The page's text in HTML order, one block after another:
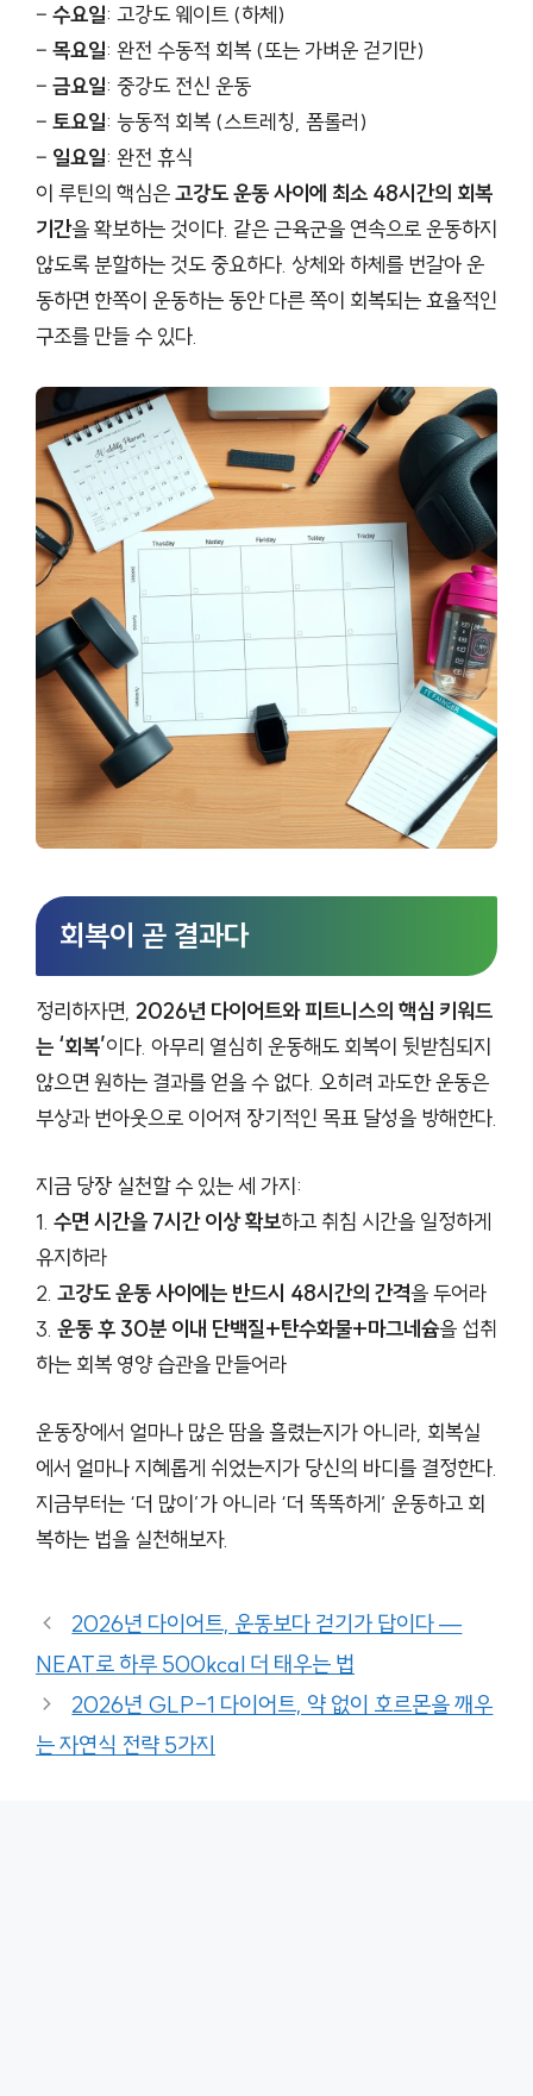
– 수요일: 고강도 웨이트 (하체)
– 목요일: 완전 수동적 회복 (또는 가벼운 걷기만)
– 금요일: 중강도 전신 운동
– 토요일: 능동적 회복 (스트레칭, 폼롤러)
– 일요일: 완전 휴식
이 루틴의 핵심은고강도 운동 사이에 최소 48시간의 회복
기간을 확보하는 것이다. 같은 근육군을 연속으로 운동하지
않도록 분할하는 것도 중요하다. 상체와 하체를 번갈아 운
동하면 한쪽이 운동하는 동안 다른 쪽이 회복되는 효율적인
구조를 만들 수 있다.
회복이 곧 결과다
정리하자면, 2026년 다이어트와 피트니스의 핵심 키워드
는 ‘회복’이다. 아무리 열심히 운동해도 회복이 뒷받침되지
않으면 원하는 결과를 얻을 수 없다. 오히려 과도한 운동은
부상과 번아웃으로 이어져 장기적인 목표 달성을 방해한다.
지금 당장 실천할 수 있는 세 가지:
1. 수면 시간을 7시간 이상 확보하고 취침 시간을 일정하게
유지하라
2. 고강도 운동 사이에는 반드시 48시간의 간격을 두어라
3. 운동 후 30분 이내 단백질+탄수화물+마그네슘을 섭취
하는 회복 영양 습관을 만들어라
운동장에서 얼마나 많은 땀을 흘렸는지가 아니라, 회복실
에서 얼마나 지혜롭게 쉬었는지가 당신의 바디를 결정한다.
지금부터는 ‘더 많이’가 아니라 ‘더 똑똑하게’ 운동하고 회
복하는 법을 실천해보자.
2026년 다이어트, 운동보다 걷기가 답이다 —
NEAT로 하루 500kcal 더 태우는 법
2026년 GLP-1 다이어트, 약 없이 호르몬을 깨우
는 자연식 전략 5가지